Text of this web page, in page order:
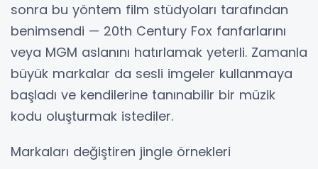
sonra bu yöntem film stüdyoları tarafından
benimsendi — 20th Century Fox fanfarlarını
veya MGM aslanını hatırlamak yeterli. Zamanla
büyük markalar da sesli imgeler kullanmaya
başladı ve kendilerine tanınabilir bir müzik
kodu oluşturmak istediler.
Markaları değiştiren jingle örnekleri